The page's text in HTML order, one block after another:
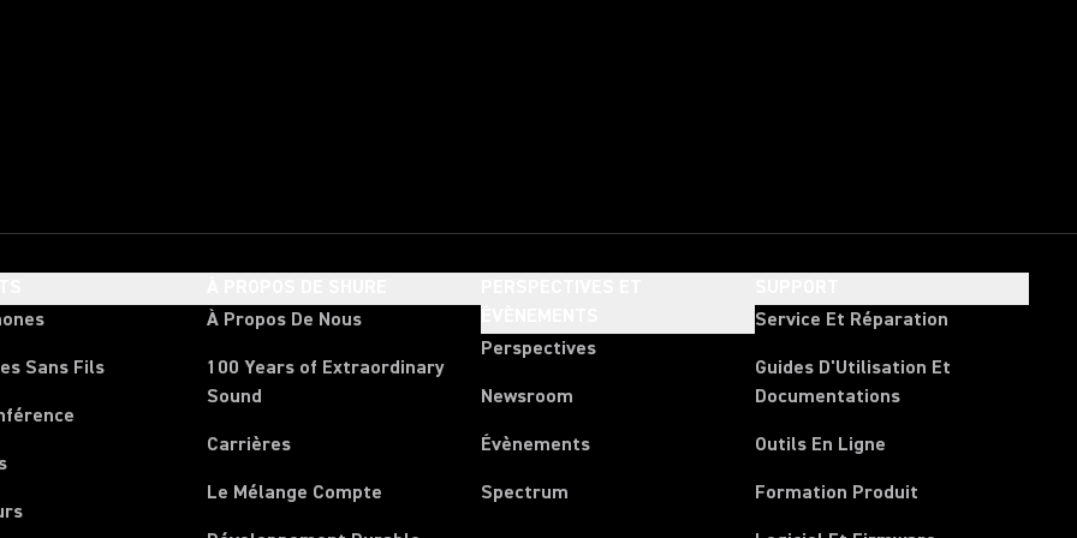
Sans Fils
À Propos De Nous
100 Years of Extraordinary
Sound
Carrières
Le Mélange Compte
Perspectives
Newsroom
Évènements
Spectrum
Service Et Réparation
Guides D'Utilisation Et
Documentations
Outils En Ligne
Formation Produit